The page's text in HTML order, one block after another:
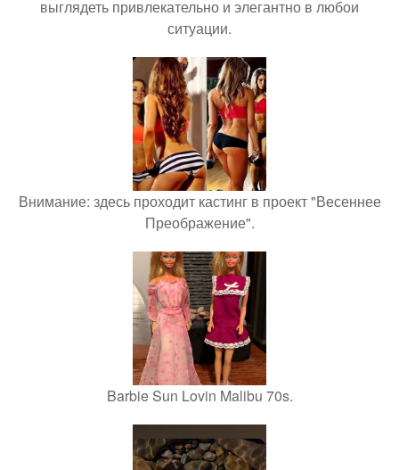
выглядеть привлекательно и элегантно в любои
ситуации.
Внимание: здесь проходит кастинг в проект "Весеннее
Преображение".
Barbie Sun Lovin Malibu 70s.